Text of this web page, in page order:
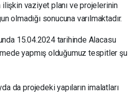
ilişkin vaziyet planı ve projelerinin
olmadığı sonucuna varılmaktadır.
15.04.2024 tarihinde Alacasu
yapmış olduğumuz tespitler şu
da projedeki yapıların imalatları